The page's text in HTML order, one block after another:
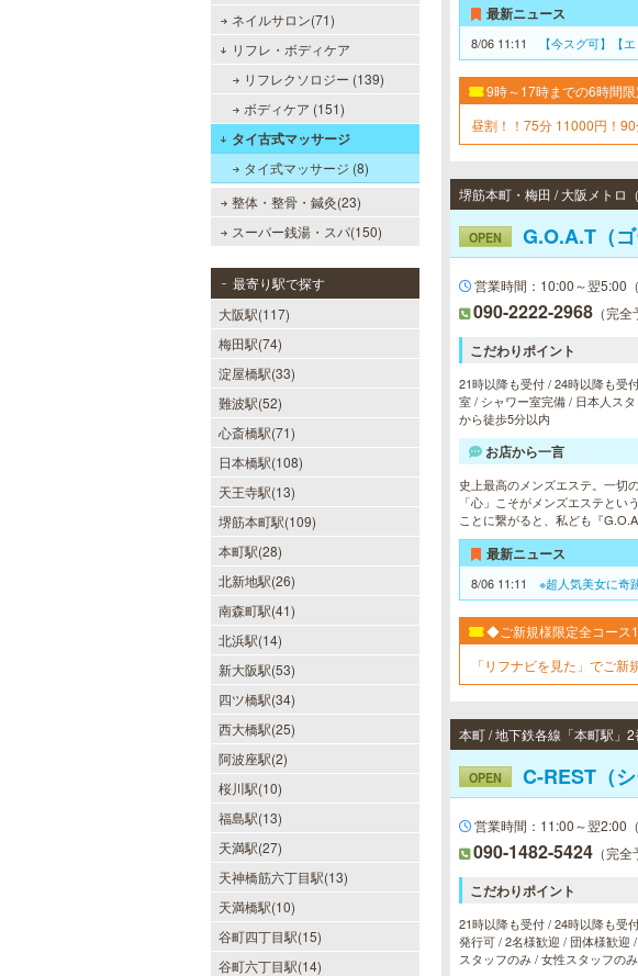
ネイルサロン(71)
リフレ・ボディケア
リフレクソロジー (139)
ボディケア (151)
タイ古式マッサージ
タイ式マッサージ (8)
整体・整骨・鍼灸(23)
スーパー銭湯・スパ(150)
最寄り駅で探す
大阪駅(117)
梅田駅(74)
淀屋橋駅(33)
難波駅(52)
心斎橋駅(71)
日本橋駅(108)
天王寺駅(13)
堺筋本町駅(109)
本町駅(28)
北新地駅(26)
南森町駅(41)
北浜駅(14)
新大阪駅(53)
四ツ橋駅(34)
西大橋駅(25)
阿波座駅(2)
桜川駅(10)
福島駅(13)
天満駅(27)
天神橋筋六丁目駅(13)
天満橋駅(10)
谷町四丁目駅(15)
谷町六丁目駅(14)
最新ニュース
8/06 11:11 【今スグ可】【
9時～17時までの6時間
昼割！！75分 11000円！
OPEN G.O.A.T（ゴ
営業時間：10:00～翌5:00
090-2222-2968 （完全
こだわりポイント
21時以降も受付 / 24時以降も受
室 / シャワー室完備 / 日本人ス
から徒歩5分以内
お店から一言
史上最高のメンズエステ。一切
「心」こそがメンズエステとい
ことに繋がると、私ども『
最新ニュース
8/06 11:11 ※超人気美女に奇
◆ご新規様限定全コース
「リフナビを見た」でご
本町 / 地下鉄各線「本町駅」
OPEN C-REST（シ
営業時間：11:00～翌2:00
090-1482-5424 （完全
こだわりポイント
21時以降も受付 / 24時以降も受
発行可 / 2名様歓迎 / 団体様歓迎
スタッフのみ / 女性スタッフの